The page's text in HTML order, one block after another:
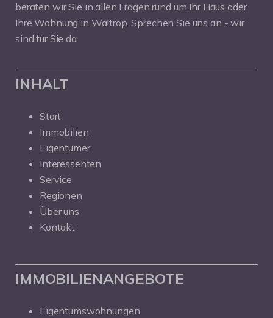
beraten wir Sie in allen Fragen rund um Ihr Haus oder
Ihre Wohnung in Waltrop. Sprechen Sie uns an - wir
sind für Sie da.
INHALT
Start
Immobilien
Eigentümer
Interessenten
Service
Regionen
Über uns
Kontakt
IMMOBILIENANGEBOTE
Eigentumswohnungen